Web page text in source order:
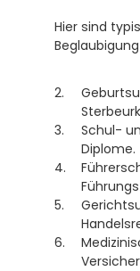
Hier sind
Schul-
Diplome.